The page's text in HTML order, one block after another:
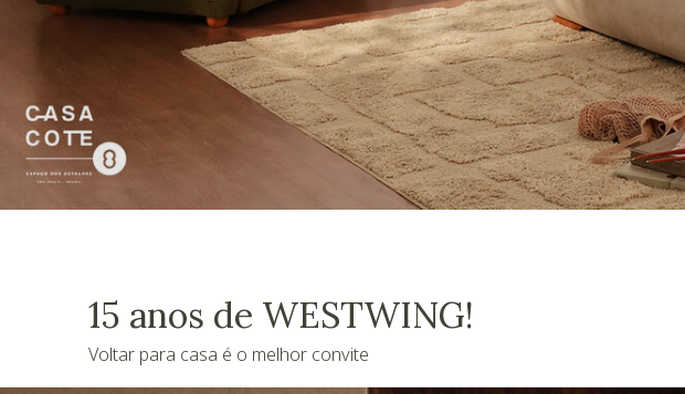
15 anos de WESTWING!
Voltar para casa é o melhor convite